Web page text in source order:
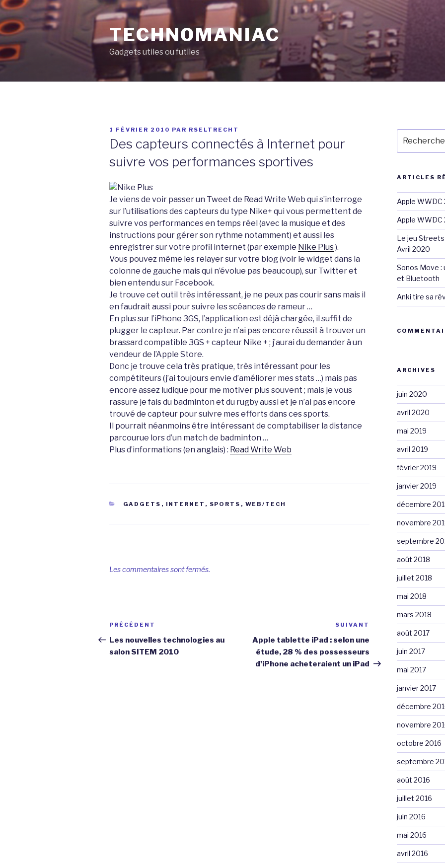
Aller
au
contenu
principal
TECHNOMANIAC
Gadgets utiles ou futiles
PUBLIÉ
1 FÉVRIER 2010 PAR RSELTRECHT
Des capteurs connectés à Internet pour
suivre vos performances sportives
Je viens de voir passer un Tweet de Read Write Web qui s’interroge
sur l’utilisations des capteurs du type Nike+ qui vous permettent de
suivre vos performances en temps réel (avec la musique et des
instructions pour gérer son rythme notamment) et aussi les
enregistrer sur votre profil internet (par exemple Nike Plus).
Vous pouvez même les relayer sur votre blog (voir le widget dans la
colonne de gauche mais qui n’évolue pas beaucoup), sur Twitter et
bien entendu sur Facebook.
Je trouve cet outil très intéressant, je ne peux pas courir sans mais il
en faudrait aussi pour suivre les scéances de rameur …
En plus sur l’iPhone 3GS, l’application est déjà chargée, il suffit de
plugger le capteur. Par contre je n’ai pas encore réussit à trouver un
brassard compatible 3GS + capteur Nike + ; j’aurai du demander à un
vendeur de l’Apple Store.
Donc je trouve cela très pratique, très intéressant pour les
compétiteurs (j’ai toujours envie d’améliorer mes stats …) mais pas
encore assez ludique pour me motiver plus souvent ; mais je vous
rassure je fais du badminton et du rugby aussi et je n’ai pas encore
trouvé de capteur pour suivre mes efforts dans ces sports.
Il pourrait néanmoins être intéressant de comptabiliser la distance
parcourue lors d’un match de badminton …
Plus d’informations (en anglais) : Read Write Web
CATÉGORIES
GADGETS , INTERNET , SPORTS , WEB/TECH
Les commentaires sont fermés.
Navigation
de
l’article
Article
précédent
PRÉCÉDENT
Les nouvelles technologies au
salon SITEM 2010
Article
suivant
SUIVANT
Apple tablette iPad : selon une
étude, 28 % des possesseurs
d'iPhone acheteraient un iPad
pour
:
ARTICLES
Apple WWDC
Apple WWDC
Le jeu
Avril 2020
Sonos Move :
et Bluetooth
Anki tire sa
ARCHIVES
juin 2020
avril 2020
mai 2019
avril 2019
février 2019
janvier 2019
décembre
novembre
septembre
août 2018
juillet 2018
mai 2018
mars 2018
août 2017
juin 2017
mai 2017
janvier 2017
décembre
novembre
octobre 2016
septembre
août 2016
juillet 2016
juin 2016
mai 2016
avril 2016